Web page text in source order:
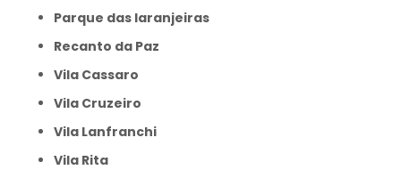
Parque das laranjeiras
Recanto da Paz
Vila Cassaro
Vila Cruzeiro
Vila Lanfranchi
Vila Rita